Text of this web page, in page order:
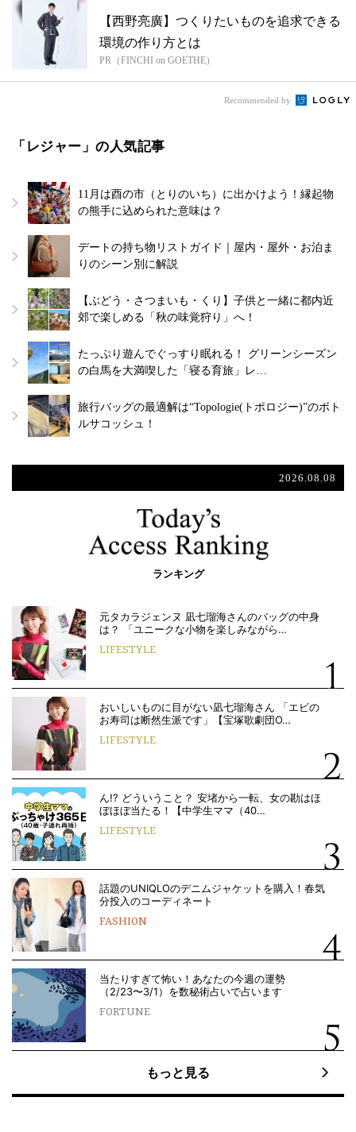
【西野亮廣】つくりたいものを追求できる
環境の作り方とは
PR（FINCHI on GOETHE）
Recommended by
「レジャー」の人気記事
11月は酉の市（とりのいち）に出かけよう！縁起物
の熊手に込められた意味は？
デートの持ち物リストガイド｜屋内・屋外・お泊ま
りのシーン別に解説
【ぶどう・さつまいも・くり】子供と一緒に都内近
郊で楽しめる「秋の味覚狩り」へ！
たっぷり遊んでぐっすり眠れる！ グリーンシーズン
の白馬を大満喫した「寝る育旅」レ…
旅行バッグの最適解は“Topologie(トポロジー)”のボト
ルサコッシュ！
2026.08.08
ランキング
元タカラジェンヌ 凪七瑠海さんのバッグの中身
は？ 「ユニークな小物を楽しみながら…
LIFESTYLE
おいしいものに目がない凪七瑠海さん 「エビの
お寿司は断然生派です」【宝塚歌劇団O…
LIFESTYLE
ん!? どういうこと？ 安堵から一転、女の勘はほ
ぼほぼ当たる！【中学生ママ（40…
LIFESTYLE
話題のUNIQLOのデニムジャケットを購入！春気
分投入のコーディネート
FASHION
当たりすぎて怖い！あなたの今週の運勢
（2/23〜3/1）を数秘術占いで占います
FORTUNE
もっと見る